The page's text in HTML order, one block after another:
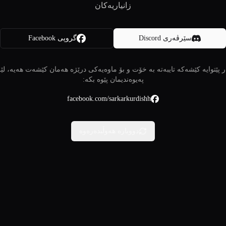
زانیاریەکان
سێرڤەری Discord گروپی Facebook
پێتوایە کێشەکە تایبەتە بە خۆت و بۆ ماوەیەکی درێژە هەمان کێشەت هەیە،
پەیوەندیمان پێوە بکە:
facebook.com/sarkarkurdishh